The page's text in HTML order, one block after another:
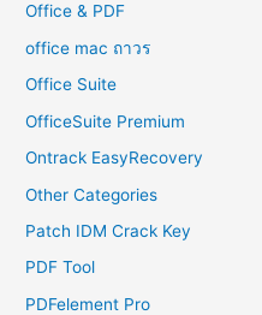
Office & PDF
office mac ถาวร
Office Suite
OfficeSuite Premium
Ontrack EasyRecovery
Other Categories
Patch IDM Crack Key
PDF Tool
PDFelement Pro